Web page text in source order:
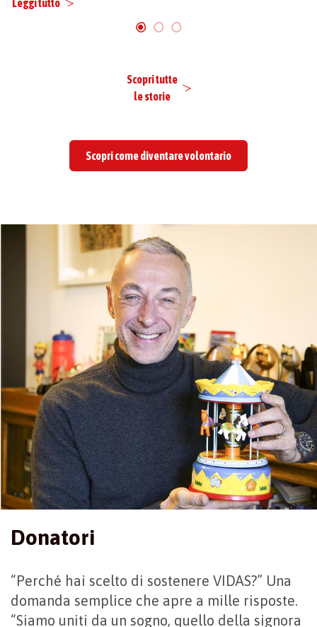
Leggi tutto
Scopri tutte
le storie
Scopri come diventare volontario
Donatori
“Perché hai scelto di sostenere VIDAS?” Una
domanda semplice che apre a mille risposte.
“Siamo uniti da un sogno, quello della signora